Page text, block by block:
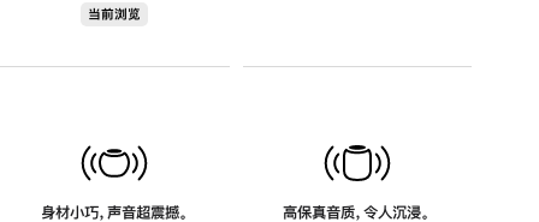
当前浏览
身材小巧，声音超震撼。 高保真音质，令人沉浸。